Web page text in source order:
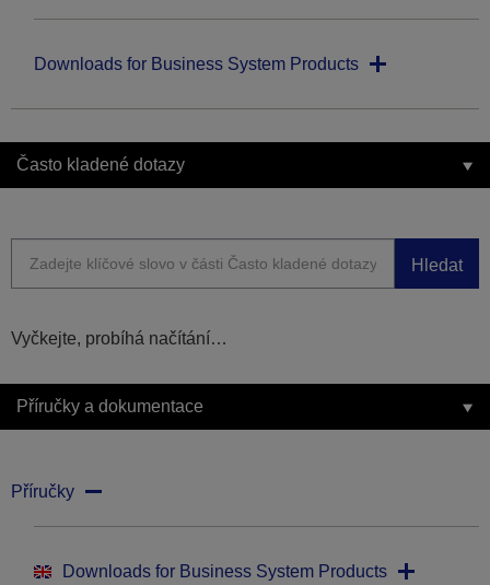
Downloads for Business System Products
Často kladené dotazy
Hledat
Vyčkejte, probíhá načítání…
Příručky a dokumentace
Příručky
Downloads for Business System Products